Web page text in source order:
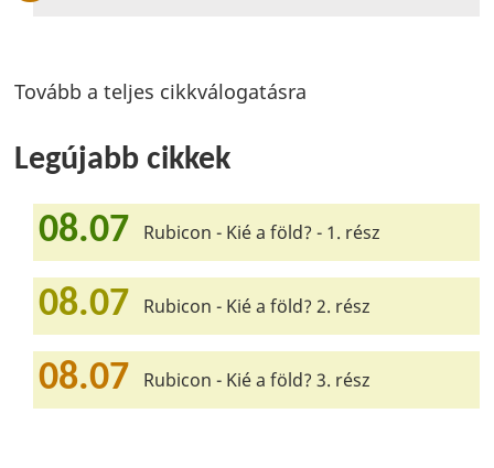
Tovább a teljes cikkválogatásra
Legújabb cikkek
08.07 Rubicon - Kié a föld? - 1. rész
08.07 Rubicon - Kié a föld? 2. rész
08.07 Rubicon - Kié a föld? 3. rész